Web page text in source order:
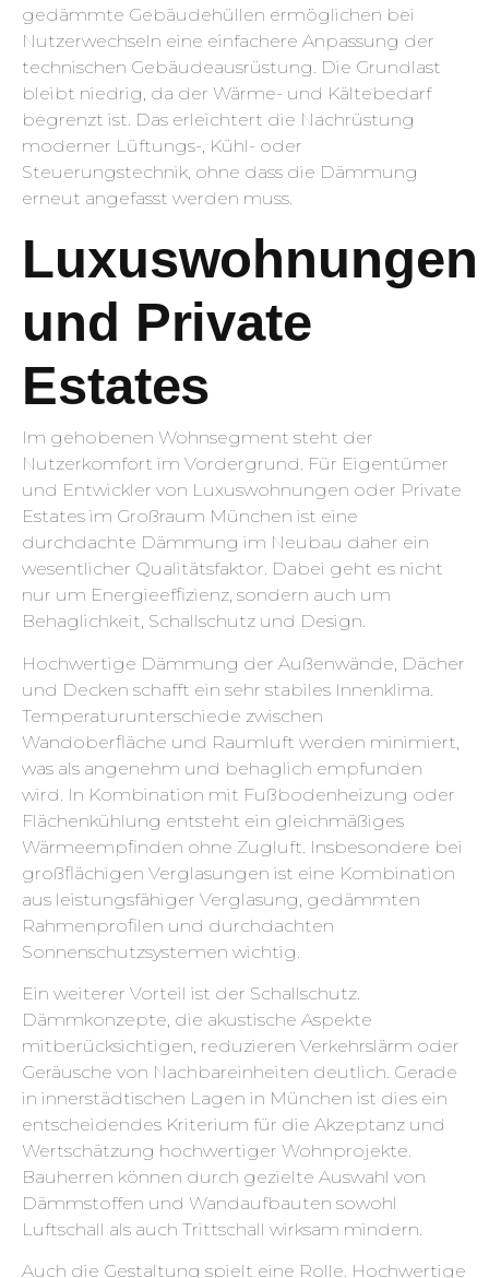
gedämmte Gebäudehüllen ermöglichen bei
Nutzerwechseln eine einfachere Anpassung der
technischen Gebäudeausrüstung. Die Grundlast
bleibt niedrig, da der Wärme- und Kältebedarf
begrenzt ist. Das erleichtert die Nachrüstung
moderner Lüftungs-, Kühl- oder
Steuerungstechnik, ohne dass die Dämmung
erneut angefasst werden muss.
Luxuswohnungen
und Private
Estates
Im gehobenen Wohnsegment steht der
Nutzerkomfort im Vordergrund. Für Eigentümer
und Entwickler von Luxuswohnungen oder Private
Estates im Großraum München ist eine
durchdachte Dämmung im Neubau daher ein
wesentlicher Qualitätsfaktor. Dabei geht es nicht
nur um Energieeffizienz, sondern auch um
Behaglichkeit, Schallschutz und Design.
Hochwertige Dämmung der Außenwände, Dächer
und Decken schafft ein sehr stabiles Innenklima.
Temperaturunterschiede zwischen
Wandoberfläche und Raumluft werden minimiert,
was als angenehm und behaglich empfunden
wird. In Kombination mit Fußbodenheizung oder
Flächenkühlung entsteht ein gleichmäßiges
Wärmeempfinden ohne Zugluft. Insbesondere bei
großflächigen Verglasungen ist eine Kombination
aus leistungsfähiger Verglasung, gedämmten
Rahmenprofilen und durchdachten
Sonnenschutzsystemen wichtig.
Ein weiterer Vorteil ist der Schallschutz.
Dämmkonzepte, die akustische Aspekte
mitberücksichtigen, reduzieren Verkehrslärm oder
Geräusche von Nachbareinheiten deutlich. Gerade
in innerstädtischen Lagen in München ist dies ein
entscheidendes Kriterium für die Akzeptanz und
Wertschätzung hochwertiger Wohnprojekte.
Bauherren können durch gezielte Auswahl von
Dämmstoffen und Wandaufbauten sowohl
Luftschall als auch Trittschall wirksam mindern.
Auch die Gestaltung spielt eine Rolle. Hochwertige